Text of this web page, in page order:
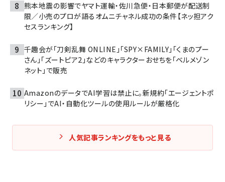
熊本地震の影響でヤマト運輸・佐川急便・日本郵便が配送制
限／小売のプロが語るオムニチャネル成功の条件【ネッ担アク
セスランキング】
千趣会が「刀剣乱舞 ONLINE」「SPY×FAMILY」「くまのプー
さん」「ズートピア2」などのキャラクターおせちを「ベルメゾン
ネット」で販売
AmazonのデータでAI学習は禁止に。新規約「エージェントポ
リシー」でAI・自動化ツールの使用ルールが厳格化
人気記事ランキングをもっと見る